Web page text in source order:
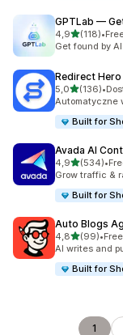
GPTLab —
4,9na 5(118)
Łączna liczba
•
Get found by
Redirect
5,0na 5(136)
Łączna liczba
•
Automatyczne
Built for
Avada AI
4,9na 5(534)
Łączna liczba
•
Grow traffic &
Built for
Auto Blogs
4,8na 5(99)
Łączna liczba
•
AI writes and
Built for
1